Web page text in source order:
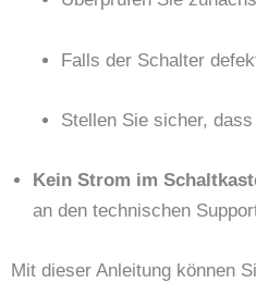
Falls der Schalter
Stellen Sie sicher,
Kein Strom im
an den technischen
Mit dieser Anleitung können